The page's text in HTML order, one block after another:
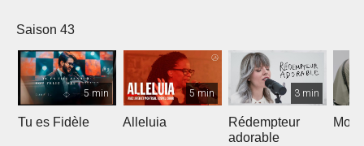
Saison 43
5 min
Tu es Fidèle
5 min
Alleluia
3 min
Rédempteur
adorable
Mon